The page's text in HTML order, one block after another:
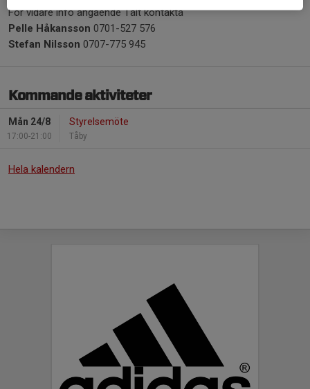
För vidare info angående Tält kontakta
Pelle Håkansson 0701-527 576
Stefan Nilsson 0707-775 945
Kommande aktiviteter
Mån 24/8
17:00-21:00
Styrelsemöte
Tåby
Hela kalendern